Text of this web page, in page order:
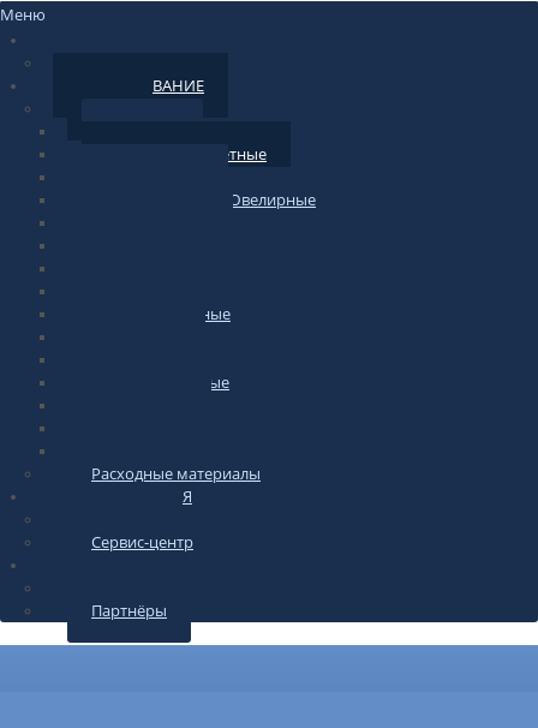
Меню
ОБОРУДОВАНИЕ
фасовочные-счетные
Лабораторные/Ювелирные
Платформенные
Автомобильные
Расходные материалы
ИНФОРМАЦИЯ
Сервис-центр
Партнёры